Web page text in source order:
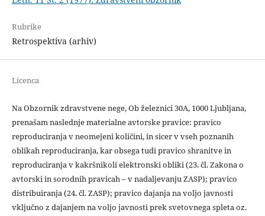
Rubrike
Retrospektiva (arhiv)
Licenca
Na Obzornik zdravstvene nege, Ob železnici 30A, 1000 Ljubljana,
prenašam naslednje materialne avtorske pravice: pravico
reproduciranja v neomejeni količini, in sicer v vseh poznanih
oblikah reproduciranja, kar obsega tudi pravico shranitve in
reproduciranja v kakršnikoli elektronski obliki (23. čl. Zakona o
avtorski in sorodnih pravicah – v nadaljevanju ZASP); pravico
distribuiranja (24. čl. ZASP); pravico dajanja na voljo javnosti
vključno z dajanjem na voljo javnosti prek svetovnega spleta oz.